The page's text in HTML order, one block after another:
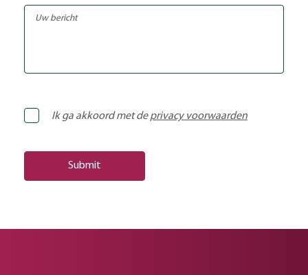
Ik ga akkoord met deprivacy voorwaarden